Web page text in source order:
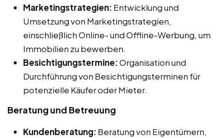
Marketingstrategien: Entwicklung und
Umsetzung von Marketingstrategien,
einschließlich Online- und Offline-Werbung, um
Immobilien zu bewerben.
Besichtigungstermine:Organisation und
Durchführung von Besichtigungsterminen für
potenzielle Käufer oder Mieter.
Beratung und Betreuung
Kundenberatung: Beratung von Eigentümern,